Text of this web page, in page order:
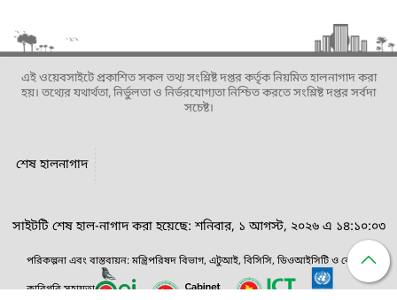
এই ওয়েবসাইটে প্রকাশিত সকল তথ্য সংশ্লিষ্ট দপ্তর কর্তৃক নিয়মিত হালনাগাদ করা
হয়। তথ্যের যথার্থতা, নির্ভুলতা ও নির্ভরযোগ্যতা নিশ্চিত করতে সংশ্লিষ্ট দপ্তর সর্বদা
সচেষ্ট।
শেষ হালনাগাদ
সাইটটি শেষ হাল-নাগাদ করা হয়েছে: শনিবার, ১ আগস্ট, ২০২৬ এ ১৪:১০:০৩
পরিকল্পনা এবং বাস্তবায়ন: মন্ত্রিপরিষদ বিভাগ, এটুআই, বিসিসি, ডিওআইসিটি ও বেসিস।
কারিগরি সহায়তা